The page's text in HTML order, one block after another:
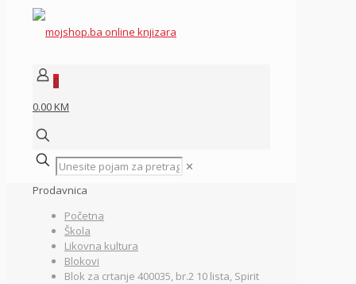
0
0.00 KM
✕
Prodavnica
Početna
Škola
Likovna kultura
Blokovi
Blok za crtanje 400035, br.2 10 lista, Spirit